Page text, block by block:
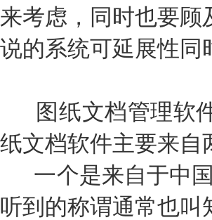
来考虑，同时也要顾
说的系统可延展性同
图纸文档管理软
纸文档软件主要来自
一个是来自于中国
听到的称谓通常也叫